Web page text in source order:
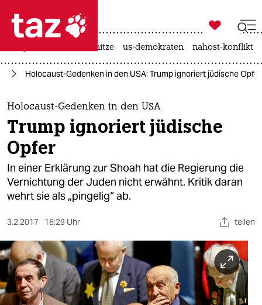
 taz zahl ich
taz zahl ich
themen
politik
öko
gesellschaft
sport
berlin
nord

taz zahl ich
hitze us-demokraten nahost-konflikt
Holocaust-Gedenken in den USA: Trump ignoriert jüdische Opfer
Holocaust-Gedenken in den USA
Trump ignoriert jüdische
Opfer
In einer Erklärung zur Shoah hat die Regierung die
Vernichtung der Juden nicht erwähnt. Kritik daran
wehrt sie als „pingelig“ ab.
3.2.2017 16:29 Uhr teilen